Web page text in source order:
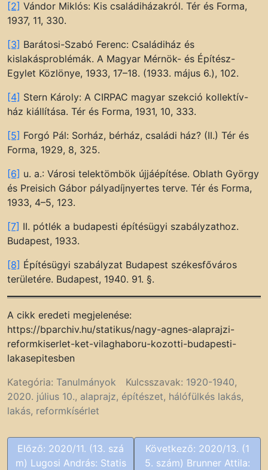
[2] Vándor Miklós: Kis családiházakról. Tér és Forma,
1937, 11, 330.
[3] Barátosi-Szabó Ferenc: Családiház és
kislakásproblémák. A Magyar Mérnök- és Építész-
Egylet Közlönye, 1933, 17–18. (1933. május 6.), 102.
[4] Stern Károly: A CIRPAC magyar szekció kollektív-
ház kiállítása. Tér és Forma, 1931, 10, 333.
[5] Forgó Pál: Sorház, bérház, családi ház? (II.) Tér és
Forma, 1929, 8, 325.
[6] u. a.: Városi telektömbök újjáépítése. Oblath György
és Preisich Gábor pályadíjnyertes terve. Tér és Forma,
1933, 4–5, 123.
[7] II. pótlék a budapesti építésügyi szabályzathoz.
Budapest, 1933.
[8] Építésügyi szabályzat Budapest székesfőváros
területére. Budapest, 1940. 91. §.
A cikk eredeti megjelenése:
https://bparchiv.hu/statikus/nagy-agnes-alaprajzi-
reformkiserlet-ket-vilaghaboru-kozotti-budapesti-
lakasepitesben
Kategória: Tanulmányok Kulcsszavak: 1920-1940,
2020. július 10., alaprajz, építészet, hálófülkés lakás,
lakás, reformkísérlet
B
Előző: 2020/11. (13. szá
m) Lugosi András: Statis
Következő: 2020/13. (1
5. szám) Brunner Attila: